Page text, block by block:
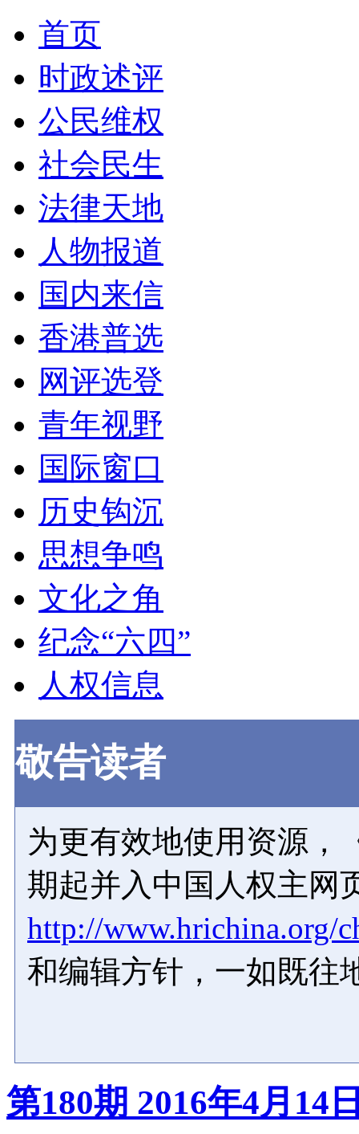
首页
时政述评
公民维权
社会民生
法律天地
人物报道
国内来信
香港普选
网评选登
青年视野
国际窗口
历史钩沉
思想争鸣
文化之角
纪念“六四”
人权信息
敬告读者
为更有效地使用资源，
期起并入中国人权主网
http://www.hrichina.org/
和编辑方针，一如既往
第180期 2016年4月14